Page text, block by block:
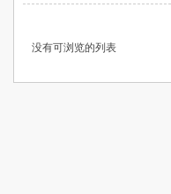
没有可浏览的列表